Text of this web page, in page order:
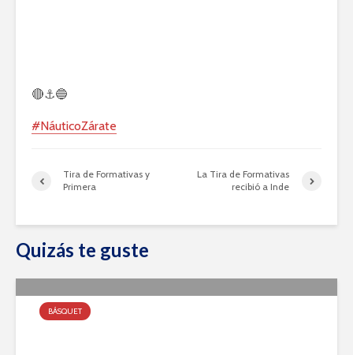
🔴⚓️🔵
#NáuticoZárate
Tira de Formativas y
Primera
La Tira de Formativas
recibió a Inde
Quizás te guste
BÁSQUET